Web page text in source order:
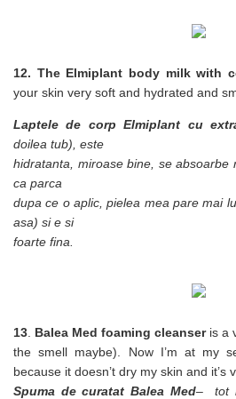
12. The Elmiplant body milk with
your skin very soft and hydrated and
Laptele de corp Elmiplant cu
doilea tub), este
hidratanta, miroase bine, se absoarbe
ca parca
dupa ce o aplic, pielea mea pare mai
asa) si e si
foarte fina.
13 Balea Med foaming cleanseris a
the smell maybe). Now I’m at my
because it doesn’t dry my skin and it’s
Spuma de curatat Balea Med– tot